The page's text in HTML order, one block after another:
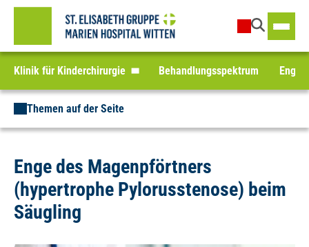
Klinik für Kinderchirurgie Behandlungsspektrum Enge
Themen auf der Seite
Enge des Magenpförtners
(hypertrophe Pylorusstenose) beim
Säugling